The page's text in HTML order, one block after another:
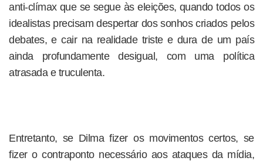
anti-clímax que se segue às eleições, quando todos os
idealistas precisam despertar dos sonhos criados pelos
debates, e cair na realidade triste e dura de um país
ainda profundamente desigual, com uma política
atrasada e truculenta.
Entretanto, se Dilma fizer os movimentos certos, se
fizer o contraponto necessário aos ataques da mídia,